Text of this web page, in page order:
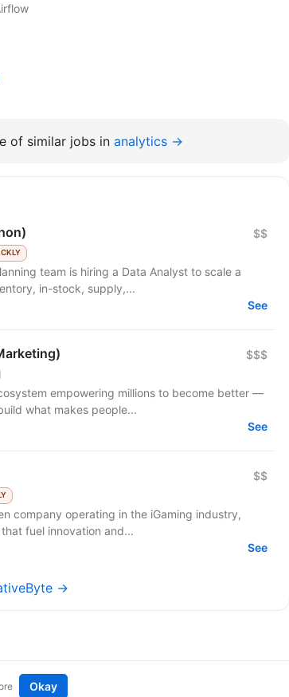
of similar jobs in analytics →
$$
in-stock, supply,...
See
$$$
what makes people...
See
$$
company operating in the iGaming industry,
fuel innovation and...
See
→
idea Remote tech jobs in Europe
Okay